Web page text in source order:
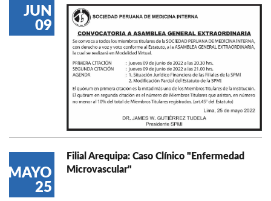
JUN
09
MAYO
25
Filial Arequipa: Caso Clínico "Enfermedad
Microvascular"